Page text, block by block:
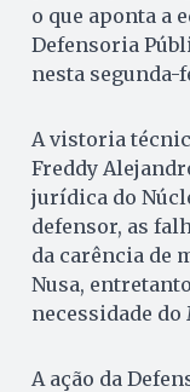
o que aponta a
Defensoria
nesta segunda-
A vistoria
Freddy
jurídica do
defensor, as
da carência de
Nusa,
necessidade
A ação da